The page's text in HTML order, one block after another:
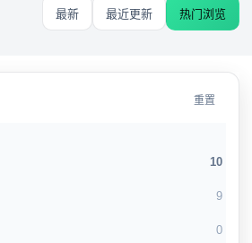
最新 最近更新 热门浏览
重置
10
9
0